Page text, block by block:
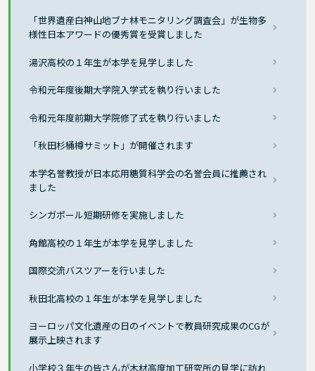
「世界遺産白神山地ブナ林モニタリング調査会」が生物多
様性日本アワードの優秀賞を受賞しました
湯沢高校の１年生が本学を見学しました
令和元年度後期大学院入学式を執り行いました
令和元年度前期大学院修了式を執り行いました
「秋田杉桶樽サミット」が開催されます
本学名誉教授が日本応用糖質科学会の名誉会員に推薦され
ました
シンガポール短期研修を実施しました
角館高校の１年生が本学を見学しました
国際交流バスツアーを行いました
秋田北高校の１年生が本学を見学しました
ヨーロッパ文化遺産の日のイベントで教員研究成果のCGが
展示上映されます
小学校３年生の皆さんが木材高度加工研究所の見学に訪れ